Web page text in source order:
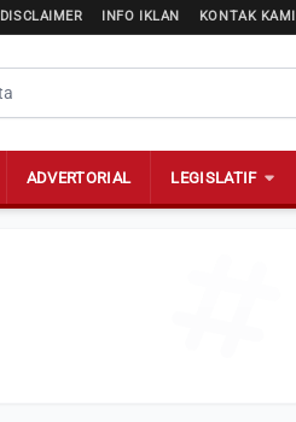
DISCLAIMER INFO IKLAN KONTAK KAMI
ADVERTORIAL LEGISLATIF